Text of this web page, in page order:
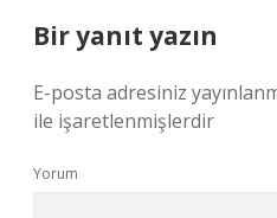
Bir yanıt yazın
E-posta adresiniz
ile işaretlenmişlerdir
Yorum